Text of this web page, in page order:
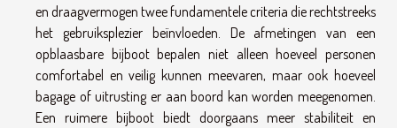
en draagvermogen twee fundamentele criteria die rechtstreeks
het gebruiksplezier beïnvloeden. De afmetingen van een
opblaasbare bijboot bepalen niet alleen hoeveel personen
comfortabel en veilig kunnen meevaren, maar ook hoeveel
bagage of uitrusting er aan boord kan worden meegenomen.
Een ruimere bijboot biedt doorgaans meer stabiliteit en